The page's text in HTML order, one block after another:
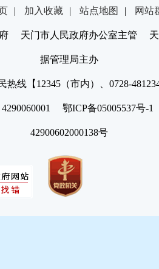
| 加入收藏 | 站点地图 | 网站
府 天门市人民政府办公室主管 天
据管理局主办
热线【12345（市内）、0728-
4290060001 鄂ICP备05005537号
42900602000138号